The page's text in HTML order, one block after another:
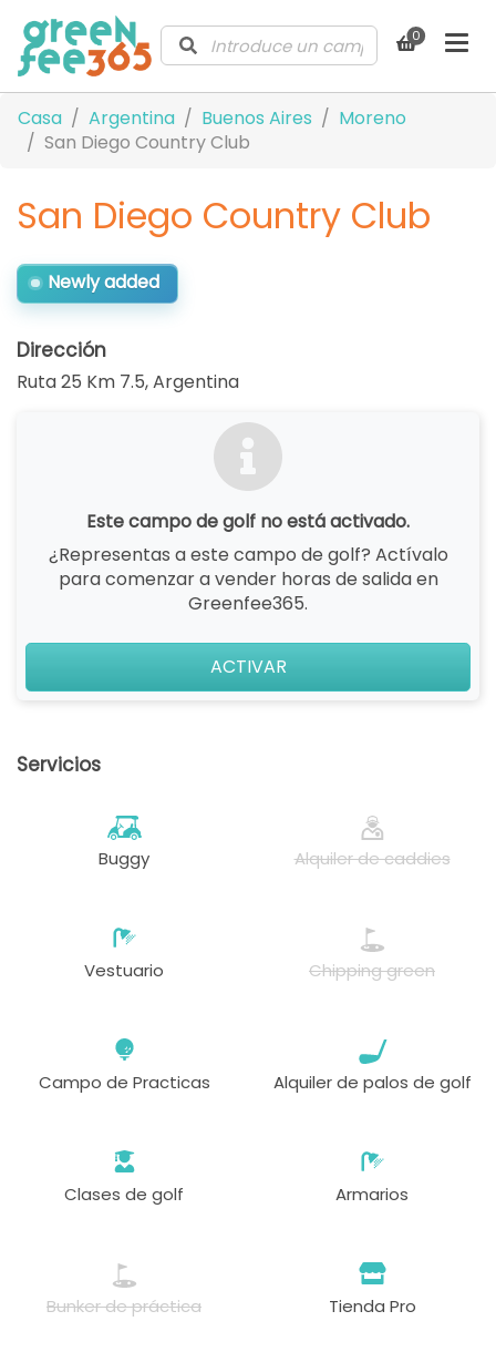
0
Casa Argentina Buenos Aires
Moreno
San Diego Country Club
San Diego Country Club
Newly added
Dirección
Ruta 25 Km 7.5,Argentina
Este campo de golf no está activado.
¿Representas a este campo de golf? Actívalo
para comenzar a vender horas de salida en
Greenfee365.
ACTIVAR
Servicios
Buggy Alquiler de caddies
Vestuario Chipping green
Campo de Practicas Alquiler de palos de golf
Clases de golf Armarios
Bunker de práctica Tienda Pro